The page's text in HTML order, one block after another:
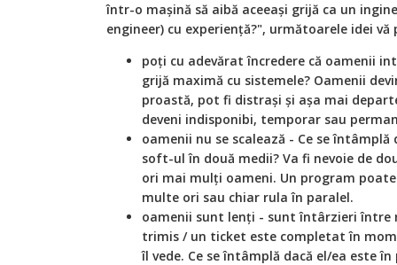
într-o mașină să aibă aceeași grijă ca un
engineer) cu experiență?", următoarele idei
poți cu adevărat încredere că oamenii
grijă maximă cu sistemele? Oamenii
proastă, pot fi distrași și așa mai
deveni indisponibi, temporar sau
oamenii nu se scalează - Ce se
soft-ul în două medii? Va fi nevoie de
ori mai mulți oameni. Un program
multe ori sau chiar rula în paralel.
oamenii sunt lenți - sunt întârzieri între
trimis / un ticket este completat în
îl vede. Ce se întâmplă dacă el/ea este